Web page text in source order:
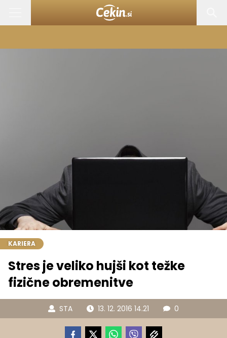
KARIERA
Stres je veliko hujši kot težke
fizične obremenitve
STA 13. 12. 2016 14.21 0